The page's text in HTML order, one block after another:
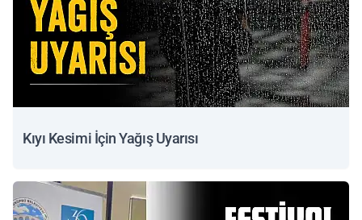
Kıyı Kesimi İçin Yağış Uyarısı